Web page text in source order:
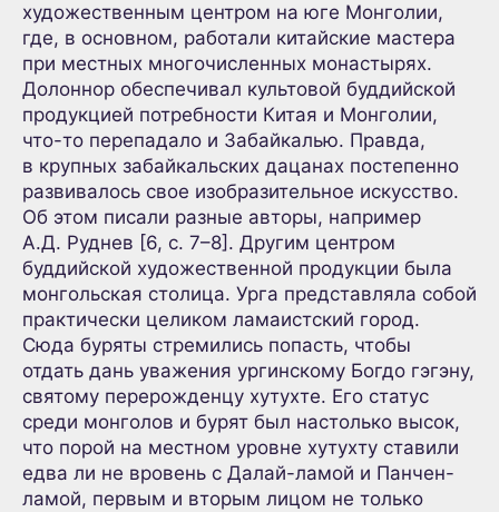
художественным центром на юге Монголии,
где, в основном, работали китайские мастера
при местных многочисленных монастырях.
Долоннор обеспечивал культовой буддийской
продукцией потребности Китая и Монголии,
что-то перепадало и Забайкалью. Правда,
в крупных забайкальских дацанах постепенно
развивалось свое изобразительное искусство.
Об этом писали разные авторы, например
А.Д. Руднев [6, с. 7–8]. Другим центром
буддийской художественной продукции была
монгольская столица. Урга представляла собой
практически целиком ламаистский город.
Сюда буряты стремились попасть, чтобы
отдать дань уважения ургинскому Богдо гэгэну,
святому перерожденцу хутухте. Его статус
среди монголов и бурят был настолько высок,
что порой на местном уровне хутухту ставили
едва ли не вровень с Далай-ламой и Панчен-
ламой, первым и вторым лицом не только